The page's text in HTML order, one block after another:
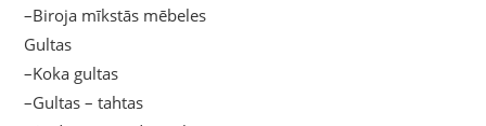
–Biroja mīkstās mēbeles
Gultas
–Koka gultas
–Gultas – tahtas